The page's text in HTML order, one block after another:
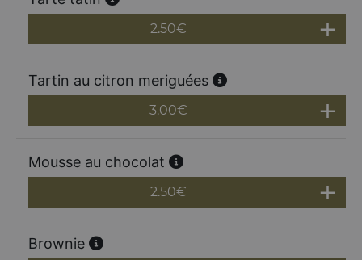
2.50€
Tartin au citron meriguées
3.00€
Mousse au chocolat
2.50€
Brownie